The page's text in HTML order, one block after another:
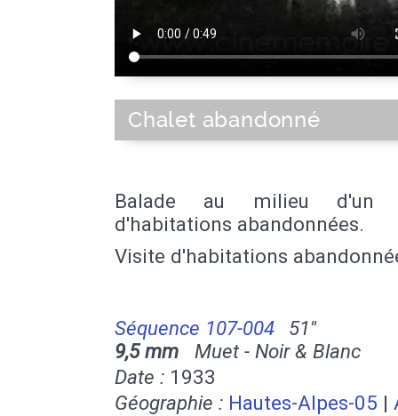
Chalet abandonné
Balade au milieu d'un
d'habitations abandonnées.
Visite d'habitations
Séquence 107-004
51''
9,5 mm Muet - Noir & Blanc
Date : 1933
Géographie : Hautes-Alpes-05 |